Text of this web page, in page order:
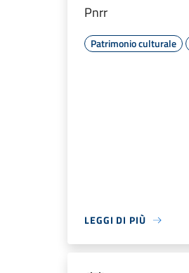
Pnrr
Patrimonio culturale
LEGGI DI PIÙ